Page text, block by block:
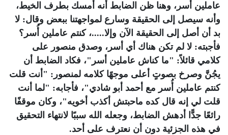
عاملين أُسر، وهنا ظن الضابط أنه أمسك بطرف الخيط،
وأنه سيصل إلى الحقيقة وسارع لمواجهتنا ببعض وقال: لا
بد أن أصل إلى الحقيقة الآن وإلا.....، كنتم عاملين أُسر؟
فأجبته: لا لم تكن هناك أي أسر، وصدق منصور على
كلامي قائلاً: "ما كناش عاملين أسر"، فكاد الضابط أن
يجُنَّ وصرخ بصوتٍ أعلى موجهًا كلامه لمنصور: "أنت قلت
كنتم عاملين أُسر مع أحمد أبو شادي"، فأجابه: "لما أنت
قلت لي إنه قال كده ماحبتش أكذب أخويه"، وكان موقفًا
رائعًا جدًّا أدهش الضابط، وجعله الله سببًا لانتهاء التحقيق
في هذه الجزئية دون أن نعترف على أحد.